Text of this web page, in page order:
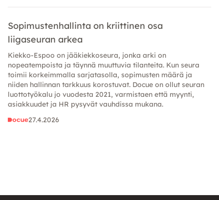
Sopimustenhallinta on kriittinen osa
liigaseuran arkea
Kiekko-Espoo on jääkiekkoseura, jonka arki on
nopeatempoista ja täynnä muuttuvia tilanteita. Kun seura
toimii korkeimmalla sarjatasolla, sopimusten määrä ja
niiden hallinnan tarkkuus korostuvat. Docue on ollut seuran
luottotyökalu jo vuodesta 2021, varmistaen että myynti,
asiakkuudet ja HR pysyvät vauhdissa mukana.
27.4.2026